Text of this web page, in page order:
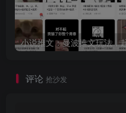
评论 抢沙发